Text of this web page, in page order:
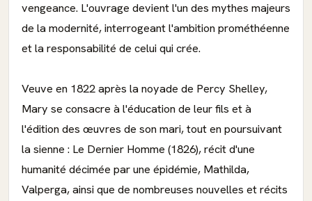
vengeance. L'ouvrage devient l'un des mythes majeurs
de la modernité, interrogeant l'ambition prométhéenne
et la responsabilité de celui qui crée.
Veuve en 1822 après la noyade de Percy Shelley,
Mary se consacre à l'éducation de leur fils et à
l'édition des œuvres de son mari, tout en poursuivant
la sienne : Le Dernier Homme (1826), récit d'une
humanité décimée par une épidémie, Mathilda,
Valperga, ainsi que de nombreuses nouvelles et récits